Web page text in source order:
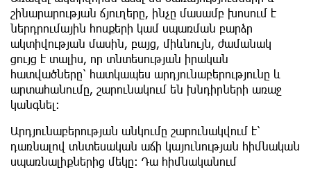
շինարարության ճյուղերը, ինչը մասամբ խոսում է
ներդրումային հոսքերի կամ սպառման բարձր
ակտիվության մասին, բայց, միևնույն, ժամանակ
ցույց է տալիս, որ տնտեսության իրական
հատվածները՝ հատկապես արդյունաբերությունը և
արտահանումը, շարունակում են խնդիրների առաջ
կանգնել։
Արդյունաբերության անկումը շարունակվում է՝
դառնալով տնտեսական աճի կայունության հիմնական
սպառնալիքներից մեկը։ Դա հիմնականում